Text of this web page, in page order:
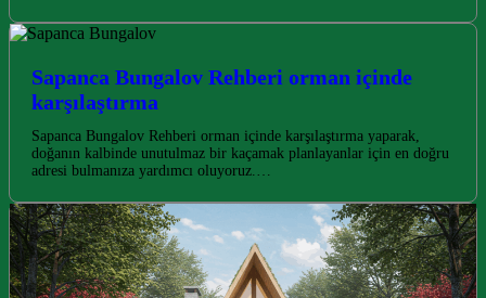
Sapanca Bungalov Rehberi orman içinde
karşılaştırma
Sapanca Bungalov Rehberi orman içinde karşılaştırma yaparak,
doğanın kalbinde unutulmaz bir kaçamak planlayanlar için en doğru
adresi bulmanıza yardımcı oluyoruz.…